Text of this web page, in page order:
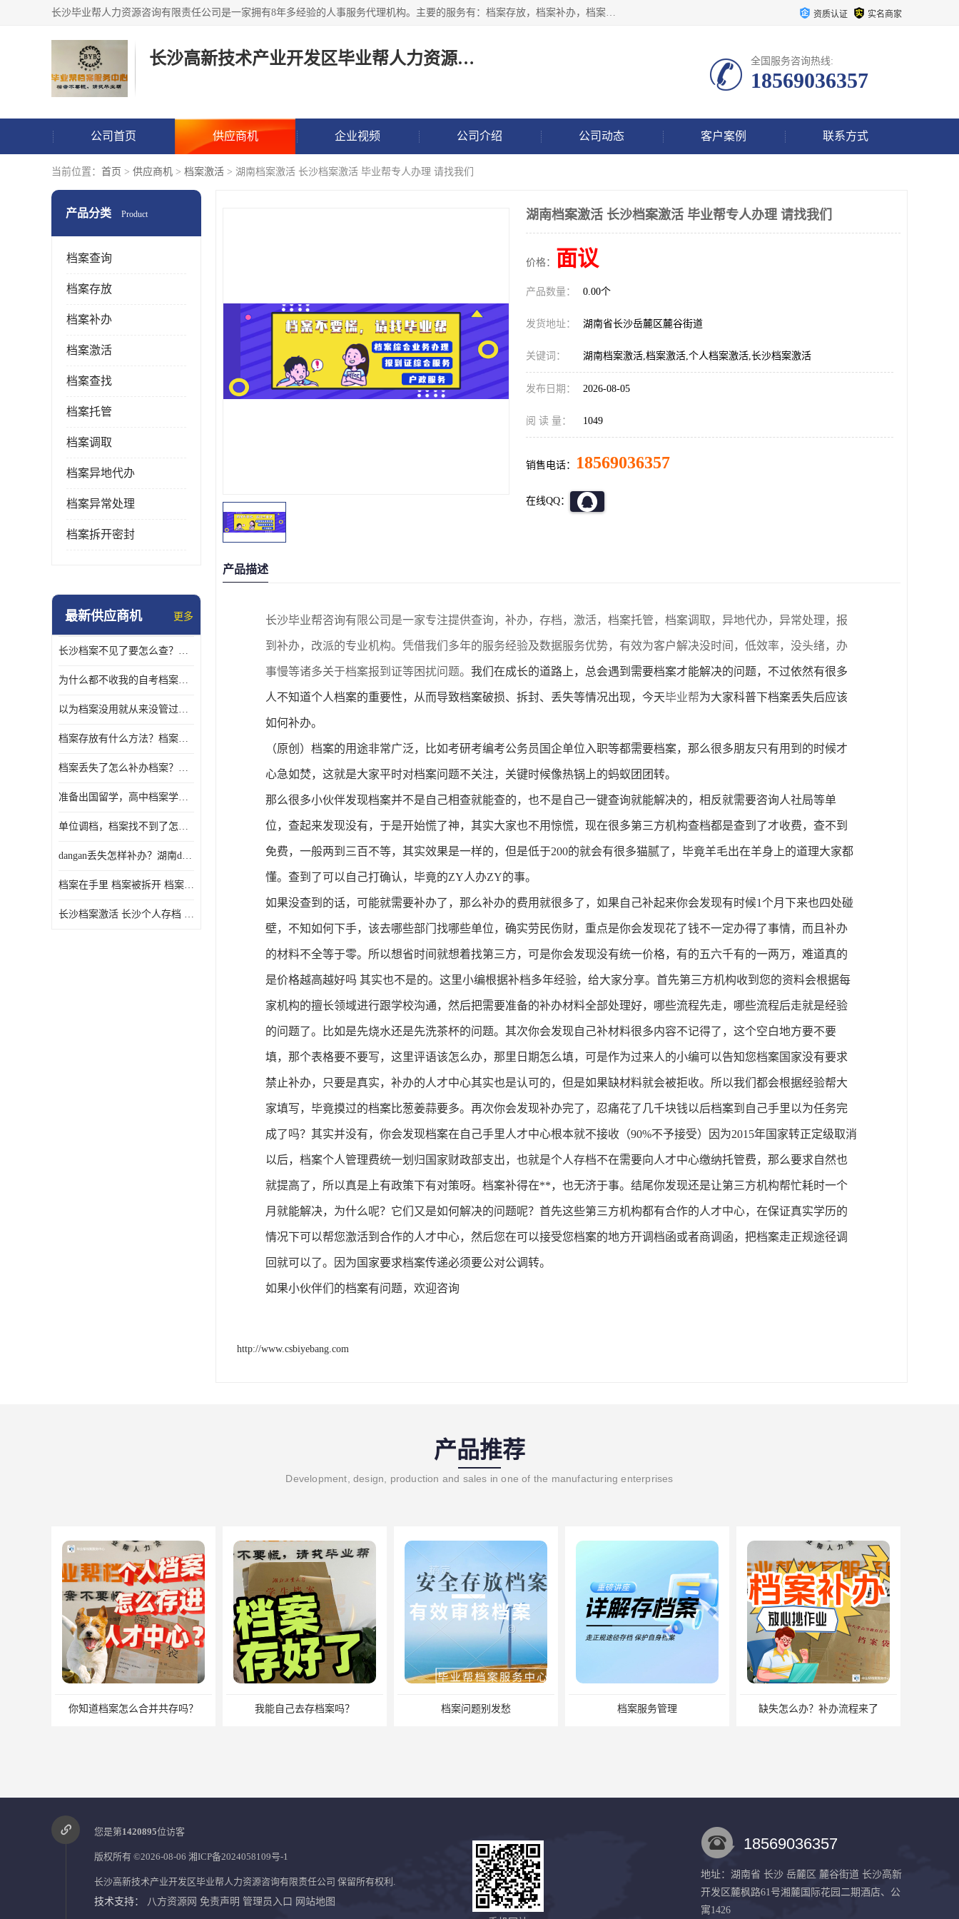
长沙毕业帮人力资源咨询有限责任公司是一家拥有8年多经验的人事服务代理机构。主要的服务有：档案存放，档案补办，档案激活，档案查询，档案查找，档案托管，档案调取，档案异地代办，档案异常处理 等；提供毕业档案处理、人事档案服务、商务代理代办、个人档案等服务，同时办事过程全程与客户沟通，确保真实、安全、可靠！ 资质认证 实名商家
长沙高新技术产业开发区毕业帮人力资源咨询有限责任公司 全国服务咨询热线:
18569036357
公司首页 供应商机 企业视频 公司介绍 公司动态 客户案例 联系方式
当前位置： 首页 > 供应商机 > 档案激活 > 湖南档案激活 长沙档案激活 毕业帮专人办理 请找我们
产品分类 Product
档案查询
档案存放
档案补办
档案激活
档案查找
档案托管
档案调取
档案异地代办
档案异常处理
档案拆开密封
最新供应商机 更多
长沙档案不见了要怎么查？档案查询 档案补办
为什么都不收我的自考档案？自考档案怎么存档？
以为档案没用就从来没管过，现在要用档案该怎么办？
档案存放有什么方法？档案在手里为什么不能用
档案丢失了怎么补办档案？湖南档案补办 档案补办方法
准备出国留学，高中档案学校发给我了怎么办？
单位调档，档案找不到了怎么办？
dangan丢失怎样补办？湖南dangan丢失补办流程介绍！
档案在手里 档案被拆开 档案补办 档案问题一站式服务
长沙档案激活 长沙个人存档 长沙档案存档
湖南档案激活 长沙档案激活 毕业帮专人办理 请找我们
价格： 面议
产品数量： 0.00个
发货地址： 湖南省长沙岳麓区麓谷街道
关键词： 湖南档案激活,档案激活,个人档案激活,长沙档案激活
发布日期： 2026-08-05
阅 读 量： 1049
销售电话： 18569036357
在线QQ：
产品描述
长沙毕业帮咨询有限公司是一家专注提供查询，补办，存档，激活，档案托管，档案调取，异地代办，异常处理，报
到补办，改派的专业机构。凭借我们多年的服务经验及数据服务优势，有效为客户解决没时间，低效率，没头绪，办
事慢等诸多关于档案报到证等困扰问题。 我们在成长的道路上，总会遇到需要档案才能解决的问题，不过依然有很多
人不知道个人档案的重要性，从而导致档案破损、拆封、丢失等情况出现，今天毕业帮为大家科普下档案丢失后应该
如何补办。
（原创） 档案的用途非常广泛，比如考研考编考公务员国企单位入职等都需要档案，那么很多朋友只有用到的时候才
心急如焚，这就是大家平时对档案问题不关注，关键时候像热锅上的蚂蚁团团转。
那么很多小伙伴发现档案并不是自己相查就能查的，也不是自己一键查询就能解决的，相反就需要咨询人社局等单
位，查起来发现没有，于是开始慌了神，其实大家也不用惊慌，现在很多第三方机构查档都是查到了才收费，查不到
免费，一般两到三百不等，其实效果是一样的，但是低于200的就会有很多猫腻了，毕竟羊毛出在羊身上的道理大家都
懂。查到了可以自己打确认，毕竟的ZY人办ZY的事。
如果没查到的话，可能就需要补办了，那么补办的费用就很多了，如果自己补起来你会发现有时候1个月下来也四处碰
壁，不知如何下手，该去哪些部门找哪些单位，确实劳民伤财，重点是你会发现花了钱不一定办得了事情，而且补办
的材料不全等于零。所以想省时间就想着找第三方，可是你会发现没有统一价格，有的五六千有的一两万，难道真的
是价格越高越好吗 其实也不是的。这里小编根据补档多年经验，给大家分享。首先第三方机构收到您的资料会根据每
家机构的擅长领域进行跟学校沟通，然后把需要准备的补办材料全部处理好，哪些流程先走，哪些流程后走就是经验
的问题了。比如是先烧水还是先洗茶杯的问题。其次你会发现自己补材料很多内容不记得了，这个空白地方要不要
填，那个表格要不要写，这里评语该怎么办，那里日期怎么填，可是作为过来人的小编可以告知您档案国家没有要求
禁止补办，只要是真实，补办的人才中心其实也是认可的，但是如果缺材料就会被拒收。所以我们都会根据经验帮大
家填写，毕竟摸过的档案比葱姜蒜要多。再次你会发现补办完了，忍痛花了几千块钱以后档案到自己手里以为任务完
成了吗？其实并没有，你会发现档案在自己手里人才中心根本就不接收（90%不予接受）因为2015年国家转正定级取消
以后，档案个人管理费统一划归国家财政部支出，也就是个人存档不在需要向人才中心缴纳托管费，那么要求自然也
就提高了，所以真是上有政策下有对策呀。档案补得在**，也无济于事。结尾你发现还是让第三方机构帮忙耗时一个
月就能解决，为什么呢？它们又是如何解决的问题呢？首先这些第三方机构都有合作的人才中心，在保证真实学历的
情况下可以帮您激活到合作的人才中心，然后您在可以接受您档案的地方开调档函或者商调函，把档案走正规途径调
回就可以了。因为国家要求档案传递必须要公对公调转。
如果小伙伴们的档案有问题，欢迎咨询
http://www.csbiyebang.com
产品推荐
Development, design, production and sales in one of the manufacturing enterprises
你知道档案怎么合并共存吗？ 我能自己去存档案吗？ 档案问题别发愁 档案服务管理 缺失怎么办？补办流程来了
中专毕业有没有档案？中专档案应该如何管理？ 长沙档案不见了要怎么查？档案查询 档案补办 湖南档案激活需要注意什么？档案激活 档案存放
您是第1420895位访客
版权所有 ©2026-08-06 湘ICP备2024058109号-1
长沙高新技术产业开发区毕业帮人力资源咨询有限责任公司 保留所有权利.
技术支持： 八方资源网 免责声明 管理员入口 网站地图
18569036357
地址：湖南省 长沙 岳麓区 麓谷街道 长沙高新
开发区麓枫路61号湘麓国际花园二期酒店、公
寓1426